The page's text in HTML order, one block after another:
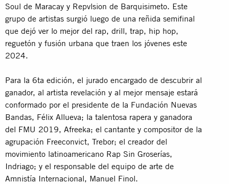
Soul de Maracay y Repvlsion de Barquisimeto. Este
grupo de artistas surgió luego de una reñida semifinal
que dejó ver lo mejor del rap, drill, trap, hip hop,
reguetón y fusión urbana que traen los jóvenes este
2024.
Para la 6ta edición, el jurado encargado de descubrir al
ganador, al artista revelación y al mejor mensaje estará
conformado por el presidente de la Fundación Nuevas
Bandas, Félix Allueva; la talentosa rapera y ganadora
del FMU 2019, Afreeka; el cantante y compositor de la
agrupación Freeconvict, Trebor; el creador del
movimiento latinoamericano Rap Sin Groserías,
Indriago; y el responsable del equipo de arte de
Amnistía Internacional, Manuel Finol.